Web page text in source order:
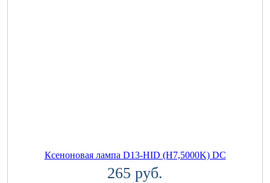
Ксеноновая лампа D13-HID (H7,5000K) DC
265 руб.